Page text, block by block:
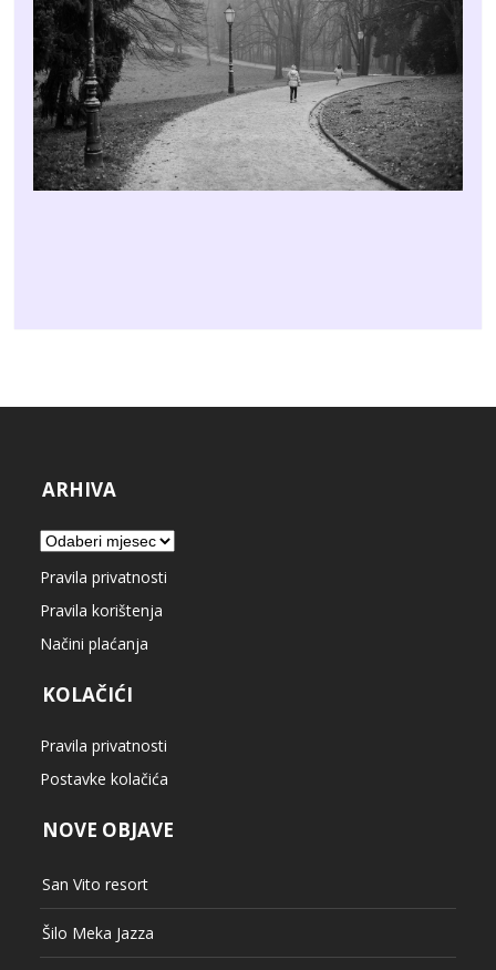
ARHIVA
Arhiva
Pravila privatnosti
Pravila korištenja
Načini plaćanja
KOLAČIĆI
Pravila privatnosti
Postavke kolačića
NOVE OBJAVE
San Vito resort
Šilo Meka Jazza